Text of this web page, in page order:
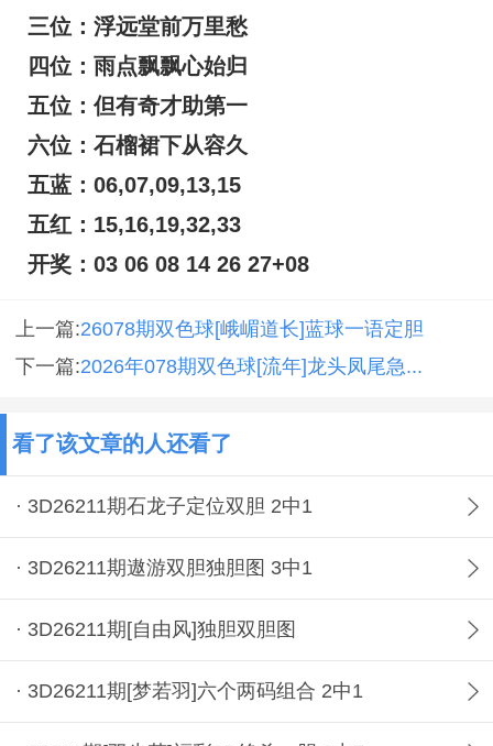
三位：浮远堂前万里愁
四位：雨点飘飘心始归
五位：但有奇才助第一
六位：石榴裙下从容久
五蓝：06,07,09,13,15
五红：15,16,19,32,33
开奖：03 06 08 14 26 27+08
上一篇:26078期双色球[峨嵋道长]蓝球一语定胆
下一篇:2026年078期双色球[流年]龙头凤尾急...
看了该文章的人还看了
· 3D26211期石龙子定位双胆 2中1
· 3D26211期遨游双胆独胆图 3中1
· 3D26211期[自由风]独胆双胆图
· 3D26211期[梦若羽]六个两码组合 2中1